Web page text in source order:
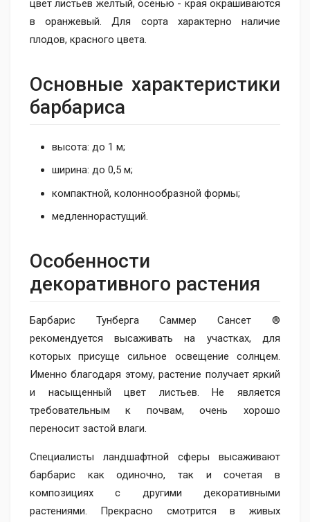
цвет листьев желтый, осенью - края окрашиваются
в оранжевый. Для сорта характерно наличие
плодов, красного цвета.
Основные характеристики
барбариса
высота: до 1 м;
ширина: до 0,5 м;
компактной, колоннообразной формы;
медленнорастущий.
Особенности
декоративного растения
Барбарис Тунберга Саммер Сансет ®
рекомендуется высаживать на участках, для
которых присуще сильное освещение солнцем.
Именно благодаря этому, растение получает яркий
и насыщенный цвет листьев. Не является
требовательным к почвам, очень хорошо
переносит застой влаги.
Специалисты ландшафтной сферы высаживают
барбарис как одиночно, так и сочетая в
композициях с другими декоративными
растениями. Прекрасно смотрится в живых